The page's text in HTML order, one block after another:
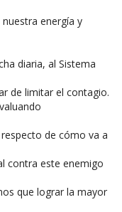
energía y
diaria, al Sistema
de limitar el contagio.
de cómo va a
contra este enemigo
que lograr la mayor